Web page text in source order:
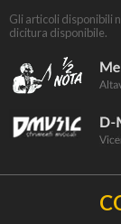
Gli articoli disponibili
dicitura disponibile.